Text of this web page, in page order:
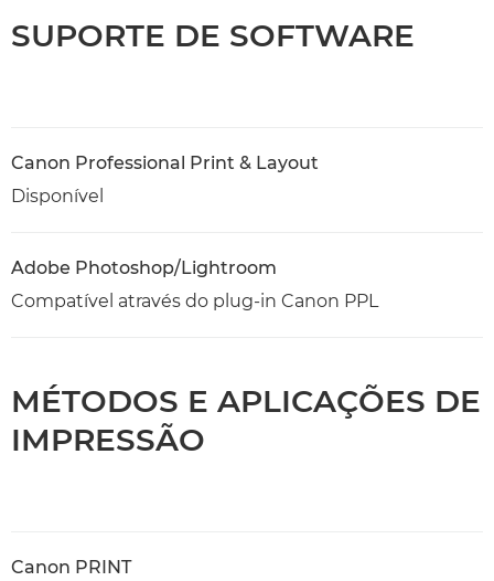
SUPORTE DE SOFTWARE
Canon Professional Print & Layout
Disponível
Adobe Photoshop/Lightroom
Compatível através do plug-in Canon PPL
MÉTODOS E APLICAÇÕES DE
IMPRESSÃO
Canon PRINT